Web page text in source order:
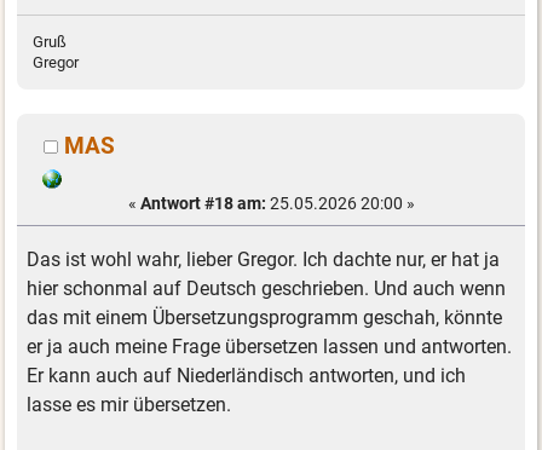
Gruß
Gregor
MAS
« Antwort #18 am: 25.05.2026 20:00 »
Das ist wohl wahr, lieber Gregor. Ich dachte nur, er hat ja
hier schonmal auf Deutsch geschrieben. Und auch wenn
das mit einem Übersetzungsprogramm geschah, könnte
er ja auch meine Frage übersetzen lassen und antworten.
Er kann auch auf Niederländisch antworten, und ich
lasse es mir übersetzen.